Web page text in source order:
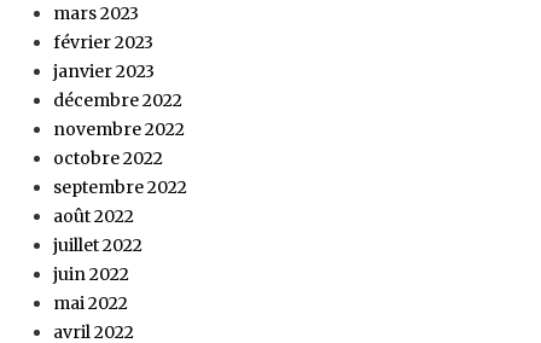
mars 2023
février 2023
janvier 2023
décembre 2022
novembre 2022
octobre 2022
septembre 2022
août 2022
juillet 2022
juin 2022
mai 2022
avril 2022